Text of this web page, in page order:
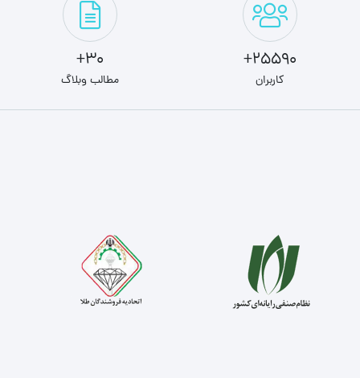
25590+
کاربران
30+
مطالب وبلاگ